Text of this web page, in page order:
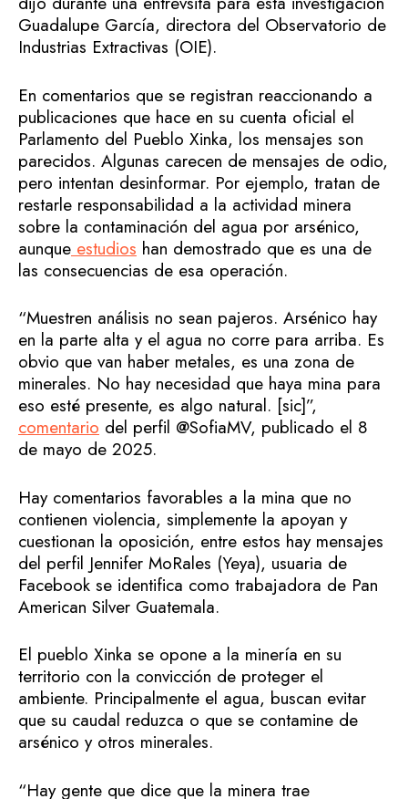
Guadalupe García, directora del Observatorio de
Industrias Extractivas (OIE).
En comentarios que se registran reaccionando a
publicaciones que hace en su cuenta oficial el
Parlamento del Pueblo Xinka, los mensajes son
parecidos. Algunas carecen de mensajes de odio,
pero intentan desinformar. Por ejemplo, tratan de
restarle responsabilidad a la actividad minera
sobre la contaminación del agua por arsénico,
aunque estudios han demostrado que es una de
las consecuencias de esa operación.
“Muestren análisis no sean pajeros. Arsénico hay
en la parte alta y el agua no corre para arriba. Es
obvio que van haber metales, es una zona de
minerales. No hay necesidad que haya mina para
eso esté presente, es algo natural. [sic]”,
comentario del perfil @SofiaMV, publicado el 8
de mayo de 2025.
Hay comentarios favorables a la mina que no
contienen violencia, simplemente la apoyan y
cuestionan la oposición, entre estos hay mensajes
del perfil Jennifer MoRales (Yeya), usuaria de
Facebook se identifica como trabajadora de Pan
American Silver Guatemala.
El pueblo Xinka se opone a la minería en su
territorio con la convicción de proteger el
ambiente. Principalmente el agua, buscan evitar
que su caudal reduzca o que se contamine de
arsénico y otros minerales.
“Hay gente que dice que la minera trae